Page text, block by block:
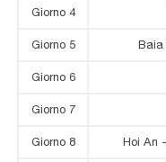
Giorno 4
Giorno 5 Baia
Giorno 6
Giorno 7
Giorno 8 Hoi An